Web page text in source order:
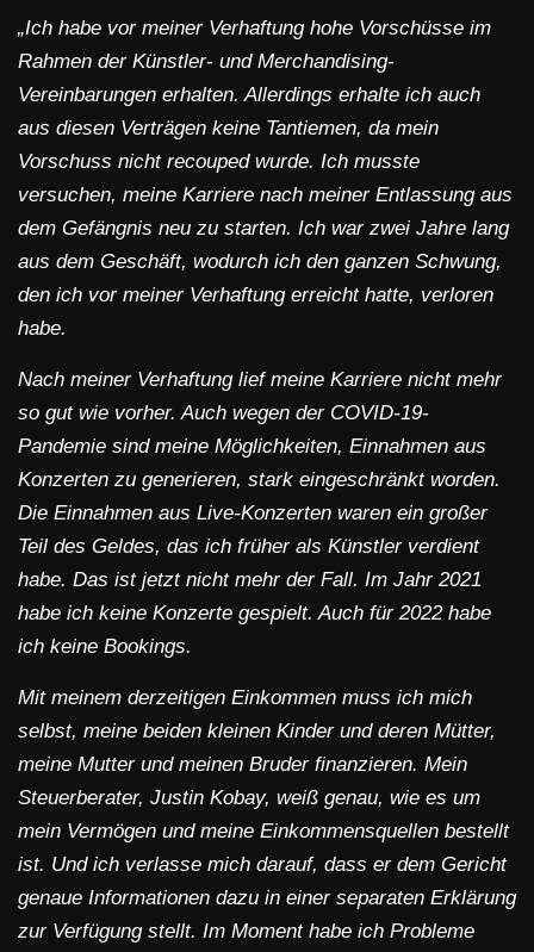
„Ich habe vor meiner Verhaftung hohe Vorschüsse im
Rahmen der Künstler- und Merchandising-
Vereinbarungen erhalten. Allerdings erhalte ich auch
aus diesen Verträgen keine Tantiemen, da mein
Vorschuss nicht recouped wurde. Ich musste
versuchen, meine Karriere nach meiner Entlassung aus
dem Gefängnis neu zu starten. Ich war zwei Jahre lang
aus dem Geschäft, wodurch ich den ganzen Schwung,
den ich vor meiner Verhaftung erreicht hatte, verloren
habe.
Nach meiner Verhaftung lief meine Karriere nicht mehr
so gut wie vorher. Auch wegen der COVID-19-
Pandemie sind meine Möglichkeiten, Einnahmen aus
Konzerten zu generieren, stark eingeschränkt worden.
Die Einnahmen aus Live-Konzerten waren ein großer
Teil des Geldes, das ich früher als Künstler verdient
habe. Das ist jetzt nicht mehr der Fall. Im Jahr 2021
habe ich keine Konzerte gespielt. Auch für 2022 habe
ich keine Bookings.
Mit meinem derzeitigen Einkommen muss ich mich
selbst, meine beiden kleinen Kinder und deren Mütter,
meine Mutter und meinen Bruder finanzieren. Mein
Steuerberater, Justin Kobay, weiß genau, wie es um
mein Vermögen und meine Einkommensquellen bestellt
ist. Und ich verlasse mich darauf, dass er dem Gericht
genaue Informationen dazu in einer separaten Erklärung
zur Verfügung stellt. Im Moment habe ich Probleme